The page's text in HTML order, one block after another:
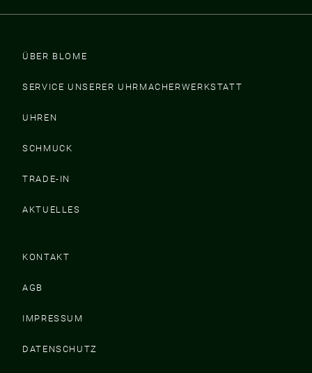
ÜBER BLOME
SERVICE UNSERER UHRMACHERWERKSTATT
UHREN
SCHMUCK
TRADE-IN
AKTUELLES
KONTAKT
AGB
IMPRESSUM
DATENSCHUTZ